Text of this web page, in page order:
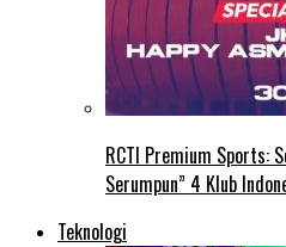
RCTI Premium Sports:
Serumpun” 4 Klub
Teknologi